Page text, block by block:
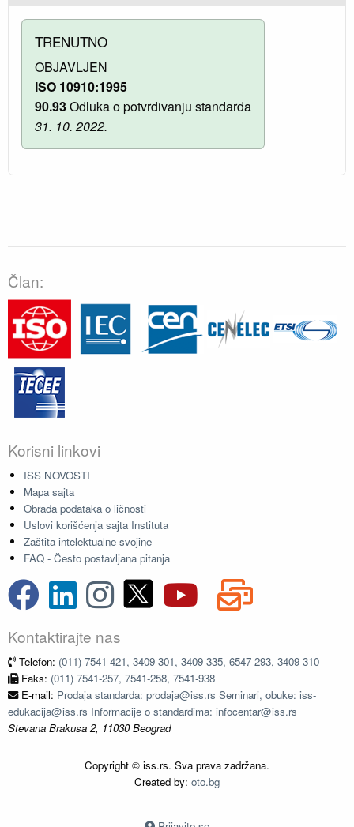
TRENUTNO
OBJAVLJEN
ISO 10910:1995
90.93Odluka o potvrđivanju standarda
31. 10. 2022.
Član:
Korisni linkovi
ISS NOVOSTI
Mapa sajta
Obrada podataka o ličnosti
Uslovi korišćenja sajta Instituta
Zaštita intelektualne svojine
FAQ - Često postavljana pitanja
Kontaktirajte nas
Telefon: (011) 7541-421, 3409-301, 3409-335, 6547-293, 3409-310
Faks: (011) 7541-257, 7541-258, 7541-938
E-mail: Prodaja standarda: prodaja@iss.rs Seminari, obuke: iss-
edukacija@iss.rs Informacije o standardima: infocentar@iss.rs
Stevana Brakusa 2, 11030 Beograd
Copyright © iss.rs. Sva prava zadržana.
Created by: oto.bg